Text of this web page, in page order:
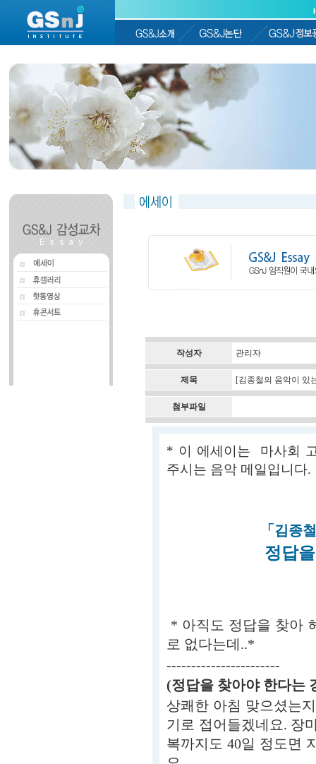
작성자 관리자
제목 [김종철의 음악이 있
첨부파일
* 이 에세이는 마사회
주시는 음악 메일입니다.
「김종
정답
* 아직도 정답을 찾아
로 없다는데..*
-----------------------
(정답을 찾아야 한다는
상쾌한 아침 맞으셨는
기로 접어들겠네요. 장
복까지도 40일 정도면